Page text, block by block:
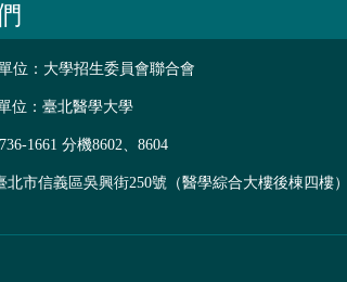
位：大學招生委員會聯合會
位：臺北醫學大學
1661 分機8602、8604
北市信義區吳興街250號（醫學綜合大樓後棟四樓）